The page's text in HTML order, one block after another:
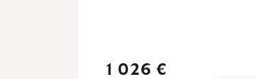
1 026 €